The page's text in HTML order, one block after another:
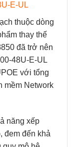
E-UL
thuộc dòng
thay thế
đã trở nên
48U-E-UL
với tổng
mềm Network
năng xếp
đem đến khả